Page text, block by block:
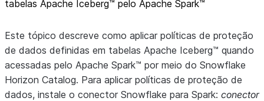
tabelas Apache Iceberg™ pelo Apache Spark™
Este tópico descreve como aplicar políticas de proteção
de dados definidas em tabelas Apache Iceberg™ quando
acessadas pelo Apache Spark™ por meio do Snowflake
Horizon Catalog. Para aplicar políticas de proteção de
dados, instale o conector Snowflake para Spark: conector